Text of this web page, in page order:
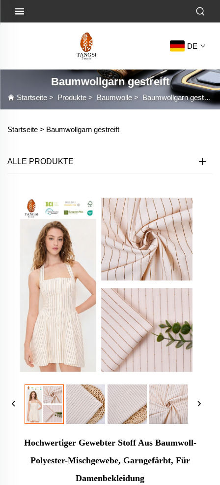
DE
Baumwollgarn gestreift
Startseite > Produkte > Baumwolle > Baumwollgarn gestreift
Startseite > Baumwollgarn gestreift
ALLE PRODUKTE
Hochwertiger Gewebter Stoff Aus Baumwoll-
Polyester-Mischgewebe, Garngefärbt, Für
Damenbekleidung